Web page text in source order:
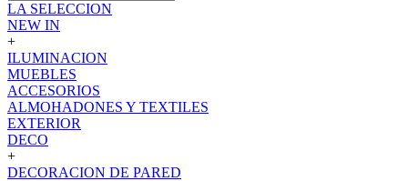
LA SELECCION
NEW IN
+
ILUMINACION
MUEBLES
ACCESORIOS
ALMOHADONES Y TEXTILES
EXTERIOR
DECO
+
DECORACION DE PARED